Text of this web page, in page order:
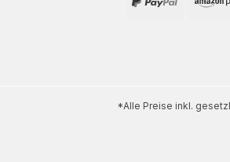
*Alle Preise inkl.